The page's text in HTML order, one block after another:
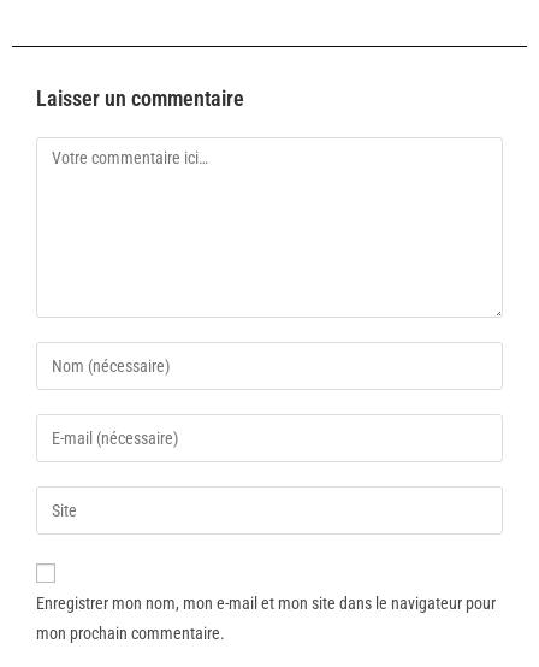
Laisser un commentaire
Enregistrer mon nom, mon e-mail et mon site dans le navigateur pour
mon prochain commentaire.